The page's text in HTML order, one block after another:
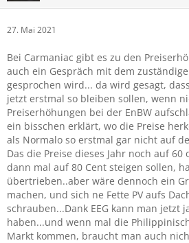
27. Mai 2021
Bei Carmaniac gibt es zu den
auch ein Gespräch mit dem
gesprochen wird... da wird gesagt,
jetzt erstmal so bleiben sollen, wenn
Preiserhöhungen bei der EnBW
ein bisschen erklärt, wo die Preise
als Normalo so erstmal gar nicht auf
Das die Preise dieses Jahr noch auf
dann mal auf 80 Cent steigen sollen,
übertrieben..aber wäre dennoch ein
machen, und sich ne Fette PV aufs
schrauben...Dank EEG kann man jetzt
haben...und wenn mal die
Markt kommen, braucht man auch